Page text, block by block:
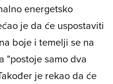
energetsko
je da će uspostaviti
boje i temelji se na
"postoje samo dva
je rekao da će